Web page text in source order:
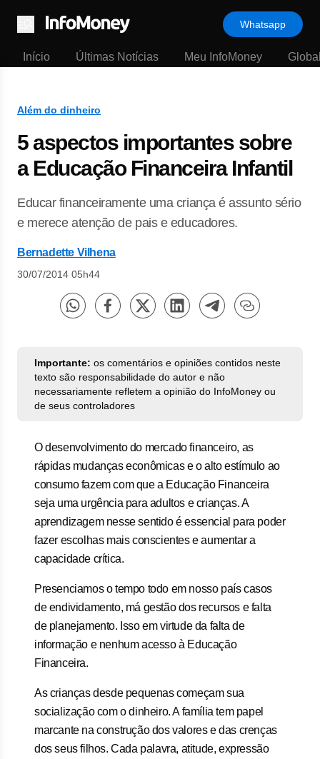
Menu
Whatsapp
Início Últimas Notícias Meu InfoMoney
Além do dinheiro
5 aspectos importantes sobre
a Educação Financeira Infantil
Educar financeiramente uma criança é assunto sério
e merece atenção de pais e educadores.
Bernadette Vilhena
30/07/2014 05h44
Importante: os comentários e opiniões contidos neste
texto são responsabilidade do autor e não
necessariamente refletem a opinião do InfoMoney ou
de seus controladores
O desenvolvimento do mercado financeiro, as
rápidas mudanças econômicas e o alto estímulo ao
consumo fazem com que a Educação Financeira
seja uma urgência para adultos e crianças. A
aprendizagem nesse sentido é essencial para poder
fazer escolhas mais conscientes e aumentar a
capacidade crítica.
Presenciamos o tempo todo em nosso país casos
de endividamento, má gestão dos recursos e falta
de planejamento. Isso em virtude da falta de
informação e nenhum acesso à Educação
Financeira.
As crianças desde pequenas começam sua
socialização com o dinheiro. A família tem papel
marcante na construção dos valores e das crenças
dos seus filhos. Cada palavra, atitude, expressão